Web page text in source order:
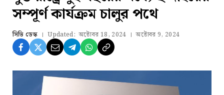
সম্পূর্ণ কার্যক্রম চালুর পথে
সিভি ডেস্ক Updated: অক্টোবর 18, 2024 অক্টোবর 9, 2024